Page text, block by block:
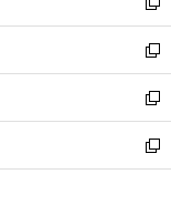
開
く
ウ
で
開
く
ィ
ン
ド
ウ
で
開
く
い
ウ
ィ
ン
ド
ウ
で
開
新
し
い
ウ
ィ
ン
ド
ウ
新
し
い
ウ
ィ
ン
新
し
い
ウ
新
し